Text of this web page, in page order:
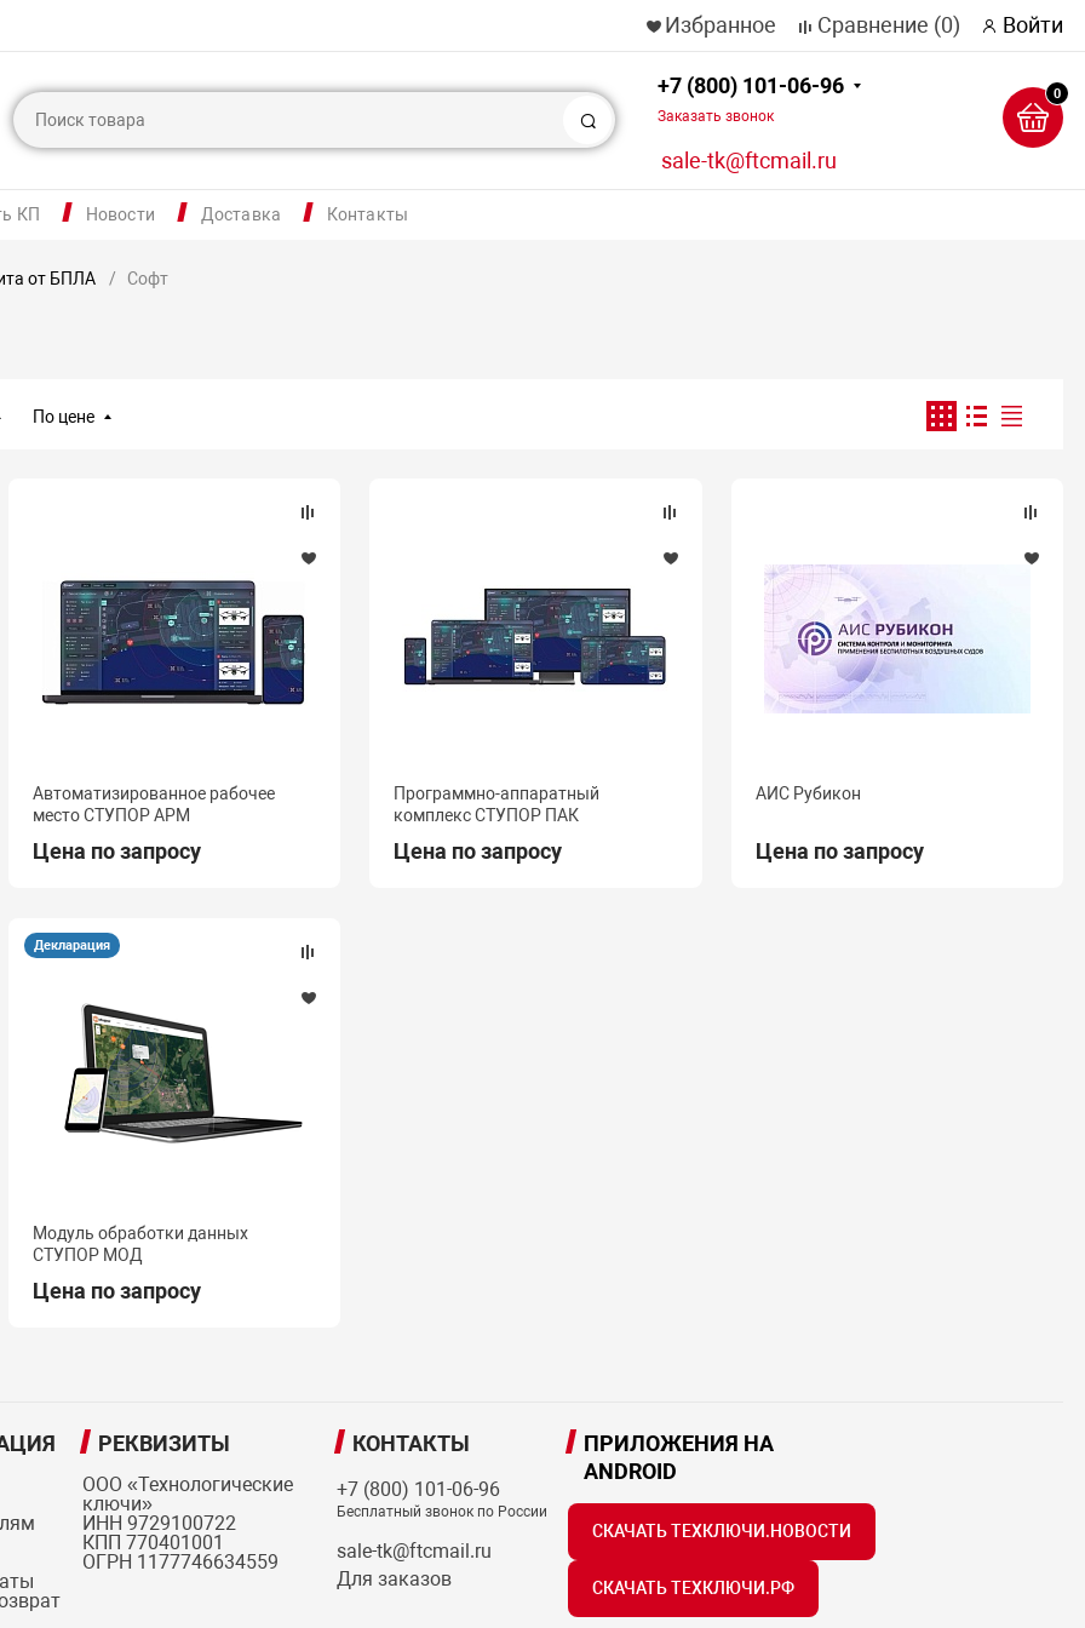
Избранное Сравнение (0) Войти
Поиск
+7 (800) 101-06-96
Заказать звонок
sale-tk@ftcmail.ru
0
КП Новости Доставка Контакты
от БПЛА Софт
По цене
Автоматизированное рабочее
место СТУПОР АРМ
Цена по запросу
Программно-аппаратный
комплекс СТУПОР ПАК
Цена по запросу
АИС Рубикон
Цена по запросу
Декларация
Модуль обработки данных
СТУПОР МОД
Цена по запросу
РЕКВИЗИТЫ
ООО «Технологические
ключи»
ИНН 9729100722
КПП 770401001
ОГРН 1177746634559
КОНТАКТЫ
+7 (800) 101-06-96
Бесплатный звонок по России
sale-tk@ftcmail.ru
Для заказов
ПРИЛОЖЕНИЯ НА
ANDROID
СКАЧАТЬ ТЕХКЛЮЧИ.НОВОСТИ
СКАЧАТЬ ТЕХКЛЮЧИ.РФ